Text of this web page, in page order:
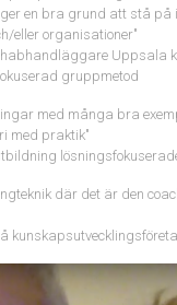
en bra grund att stå på
eller organisationer"
Uppsala
gruppmetod
med många bra
med praktik"
där det är den